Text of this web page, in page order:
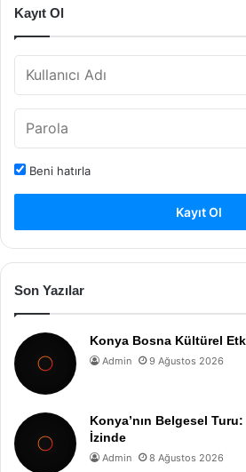
Kayıt Ol
Beni hatırla
Kayıt Ol
Son Yazılar
Konya Bosna Kültürel
Admin 9 Ağustos 2026
Konya’nın Belgesel
İzinde
Admin 8 Ağustos 2026